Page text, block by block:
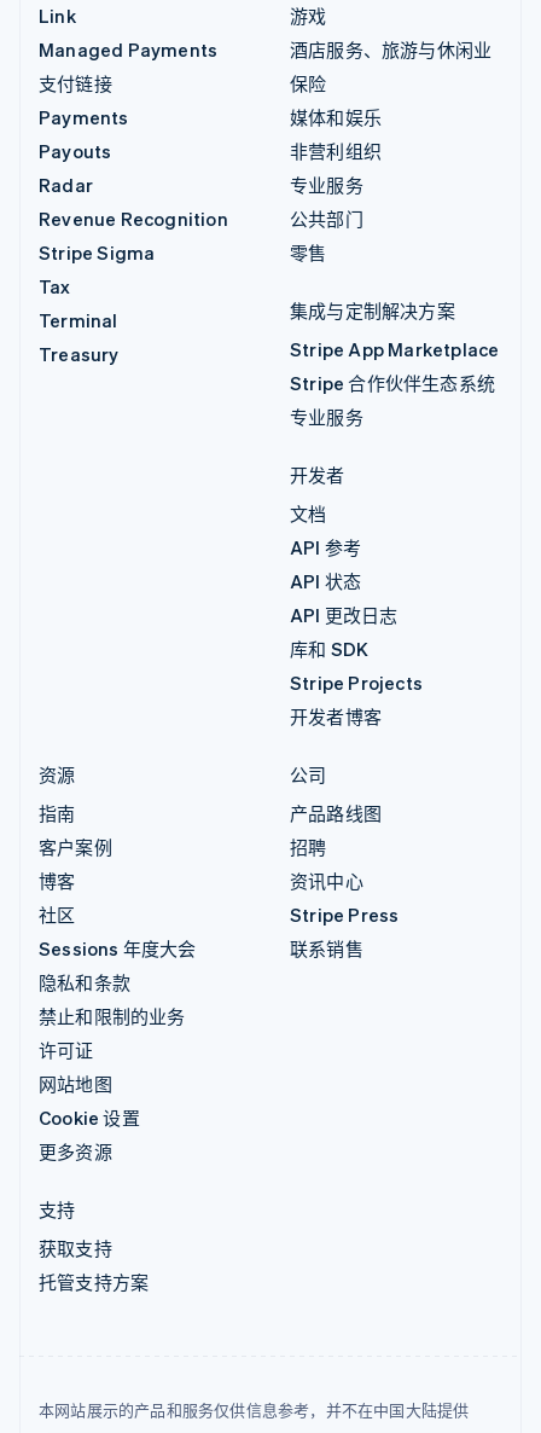
Link
Managed Payments
支付链接
Payments
Payouts
Radar
Revenue Recognition
Stripe Sigma
Tax
Terminal
Treasury
游戏
酒店服务、旅游与休闲业
保险
媒体和娱乐
非营利组织
专业服务
公共部门
零售
集成与定制解决方案
Stripe App Marketplace
Stripe 合作伙伴生态系统
专业服务
开发者
文档
API 参考
API 状态
API 更改日志
库和 SDK
Stripe Projects
开发者博客
资源
指南
客户案例
博客
社区
Sessions 年度大会
隐私和条款
禁止和限制的业务
许可证
网站地图
Cookie 设置
更多资源
公司
产品路线图
招聘
资讯中心
Stripe Press
联系销售
支持
获取支持
托管支持方案
本网站展示的产品和服务仅供信息参考，并不在中国大陆提供